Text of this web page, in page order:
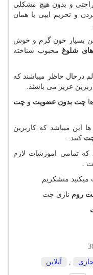
راحتی و بدون هیچ مشکلی
و تحریم ایپی یا همان
بسیار خون گرم و خوش
شلوغ محبوب شناخته
درحال حاظر میباشند که
عزیز می باشند.
چت بدون عضویت و چت
ها این میباشد که کاربرین
چت کنند.
که تمامی اموزشات لازم
.
متشکریم
روم نازی چت
آنلاین